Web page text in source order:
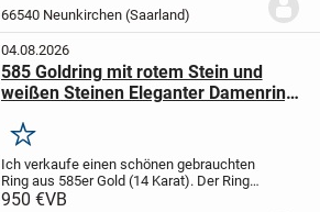
Damen Strass Armbanduhr Eine sehr
hübsche Mischung an...
66540 Neunkirchen (Saarland)
04.08.2026
585 Goldring mit rotem Stein und
weißen Steinen Eleganter Damenring
Merken
Ich verkaufe einen schönen gebrauchten
Ring aus 585er Gold (14 Karat). Der Ring
befindet sich in einem guten gebrauchten
950 €VB